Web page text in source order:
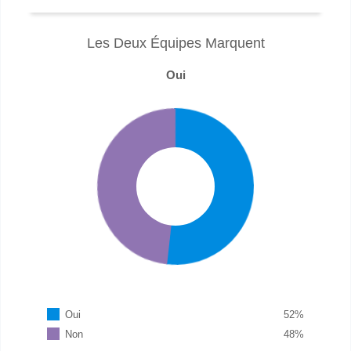
Les Deux Équipes Marquent
Oui
Oui %
52
Non
%
48